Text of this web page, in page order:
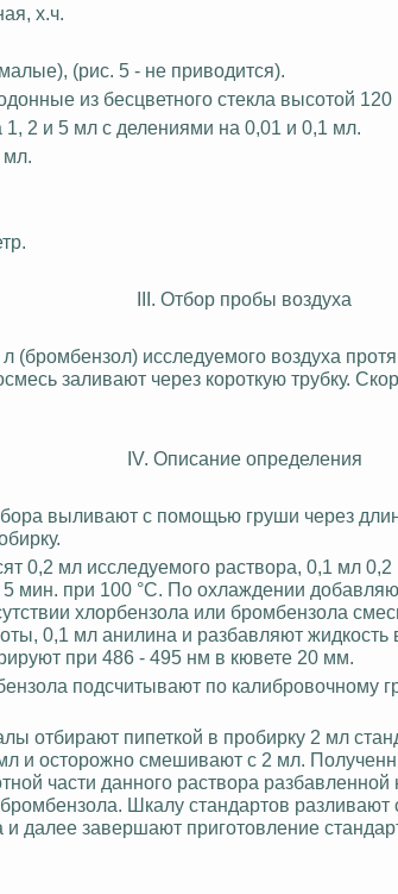
х. ч
(рис. 5 - не приводится).
из бесцветного стекла высотой
2 и 5 мл с делениями на 0,01 и 0,1 мл.
III. Отбор пробы воздуха
(бромбензол) исследуемого воздуха
заливают через короткую трубку.
IV. Описание определения
выливают с помощью груши через
0,2 мл исследуемого раствора, 0,1 мл
мин. при 100 °С. По охлаждении
хлорбензола или бромбензола
0,1 мл анилина и разбавляют
при 486 - 495 нм в кювете 20 мм.
подсчитывают по калибровочному
отбирают пипеткой в пробирку 2 мл
и осторожно смешивают с 2 мл.
части данного раствора разбавленной
Шкалу стандартов
далее завершают приготовление